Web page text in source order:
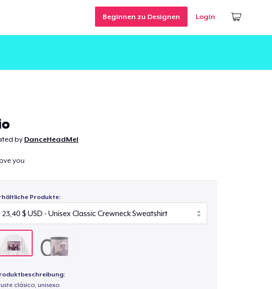
Beginnen zu Designen Login
by DanceHeadMel
you
Produkte:
clásico, unisexo